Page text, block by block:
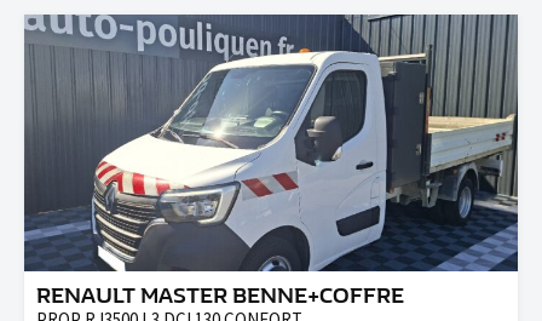
RENAULT MASTER BENNE+COFFRE